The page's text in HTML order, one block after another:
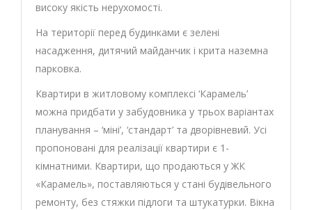
високу якість нерухомості.
На території перед будинками є зелені
насадження, дитячий майданчик і крита наземна
парковка.
Квартири в житловому комплексі ‘Карамель’
можна придбати у забудовника у трьох варіантах
планування – ‘міні’, ‘стандарт’ та дворівневий. Усі
пропоновані для реалізації квартири є 1-
кімнатними. Квартири, що продаються у ЖК
«Карамель», поставляються у стані будівельного
ремонту, без стяжки підлоги та штукатурки. Вікна